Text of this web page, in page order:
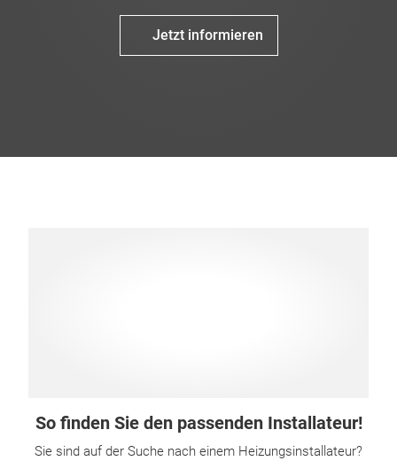
Jetzt informieren
So finden Sie den passenden Installateur!
Sie sind auf der Suche nach einem Heizungsinstallateur?